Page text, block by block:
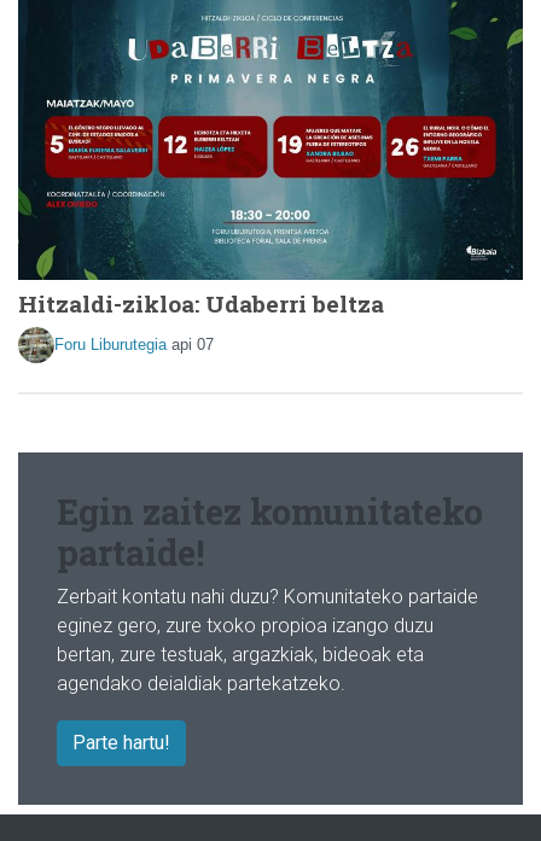
Hitzaldi-zikloa: Udaberri beltza
Foru Liburutegia api 07
Egin zaitez komunitateko
partaide!
Zerbait kontatu nahi duzu? Komunitateko partaide
eginez gero, zure txoko propioa izango duzu
bertan, zure testuak, argazkiak, bideoak eta
agendako deialdiak partekatzeko.
Parte hartu!